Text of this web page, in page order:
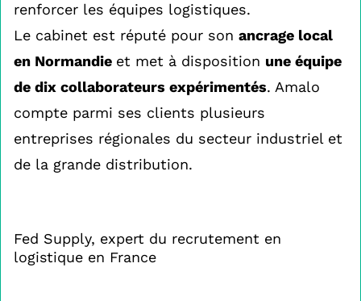
renforcer les équipes logistiques.
Le cabinet est réputé pour son ancrage local
en Normandie et met à disposition une équipe
de dix collaborateurs expérimentés. Amalo
compte parmi ses clients plusieurs
entreprises régionales du secteur industriel et
de la grande distribution.
Fed Supply, expert du recrutement en
logistique en France